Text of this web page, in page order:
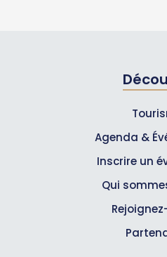
Agenda &
Inscrire un
Qui